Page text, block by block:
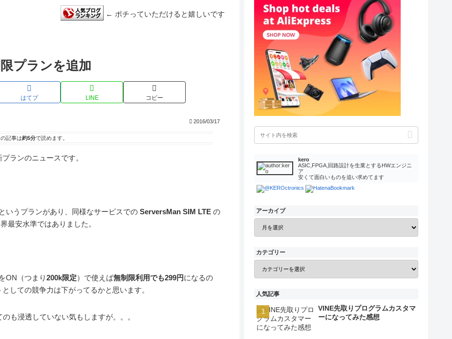
← ポチっていただけると嬉しいです
プランを追加
はてブ LINE コピー
2016/03/17
の記事は約5分で読めます。
ランのニュースです。
というプランがあり、同様なサービスでの ServersMan SIM LTE の
最安水準ではありました。
ON（つまり200k限定）で使えば無制限利用でも299円になるの
しての競争力は下がってるかと思います。
も浸透していない気もしますが。。。
kero
ASIC,FPGA,回路設計を生業とするHWエンジニ
ア
安くて面白いものを追い求めてます
アーカイブ
カテゴリー
人気記事
VINE先取りプログラムカスタマ
ーになってみた感想